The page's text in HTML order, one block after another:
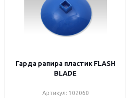
Гарда рапира пластик FLASH
BLADE
Артикул: 102060